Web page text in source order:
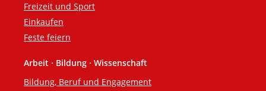
Freizeit und Sport
Einkaufen
Feste feiern
Arbeit · Bildung · Wissenschaft
Bildung, Beruf und Engagement